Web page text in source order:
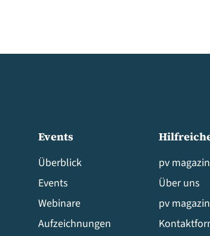
Events
Überblick
Events
Webinare
Aufzeichnungen
pv
Über uns
pv